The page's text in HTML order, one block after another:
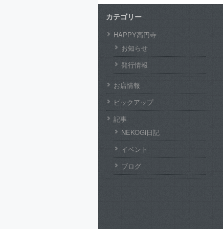
カテゴリー
HAPPY高円寺
お知らせ
発行情報
お店情報
ピックアップ
記事
NEKOGi日記
イベント
ブログ